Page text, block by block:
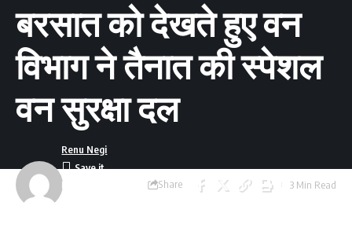
बरसात को देखते हुए वन
विभाग ने तैनात की स्पेशल
वन सुरक्षा दल
Last updated:
Renu Negi
Share 3 Min Read